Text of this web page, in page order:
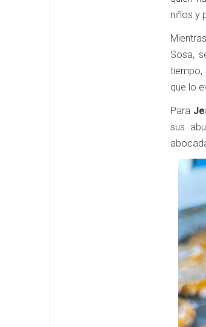
niños y
Sosa,
tiempo,
que lo
Para
sus